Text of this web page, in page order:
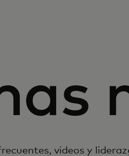
videos y